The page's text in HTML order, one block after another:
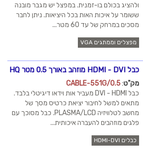
ולהציג בכולם בו-זמנית. במפצל יש מגבר מובנה
ששומר על איכות האות בכל היציאות. ניתן לחבר
מסכים במרחק של עד 60 מטר...
מפצלים וממתגים VGA
כבל HDMI - DVI מוזהב באורך 0.5 מטר HQ
מק"ט:
CABLE-551G/0.5
כבל DVI - HDMI מעביר אות וידאו דיגיטלי בלבד.
מתאים למשל לחיבור יציאת כרטיס מסך של
מחשב לטלוויזיה PLASMA/LCD. כבל מסוכך עם
פלגים מוזהבים להעברה איכותית...
כבלים HDMI-DVI